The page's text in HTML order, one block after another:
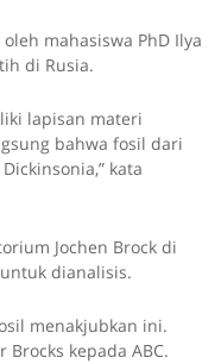
mahasiswa PhD Ilya
di Rusia.
lapisan materi
bahwa fosil dari
kata
Jochen Brock di
dianalisis.
menakjubkan ini.
kepada ABC.